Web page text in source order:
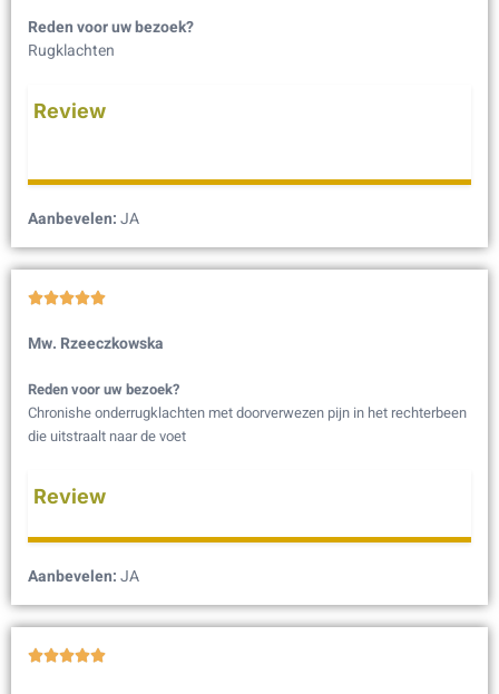
Reden voor uw bezoek?
Rugklachten
Review
Aanbevelen:JA

Mw. Rzeeczkowska
Reden voor uw bezoek?
Chronishe onderrugklachten met doorverwezen pijn in het rechterbeen
die uitstraalt naar de voet
Review
Aanbevelen:JA
